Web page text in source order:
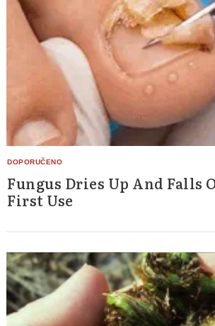
Fungus Dries Up And Falls
First Use